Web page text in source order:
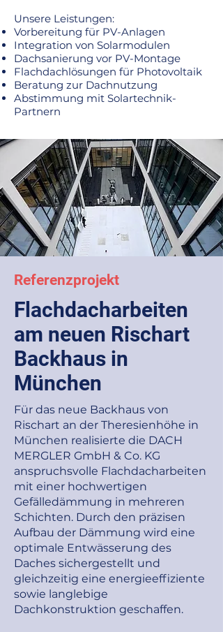
Unsere Leistungen:
Vorbereitung für PV-Anlagen
Integration von Solarmodulen
Dachsanierung vor PV-Montage
Flachdachlösungen für Photovoltaik
Beratung zur Dachnutzung
Abstimmung mit Solartechnik-
Partnern
Referenzprojekt
Flachdacharbeiten
am neuen Rischart
Backhaus in
München
Für das neue Backhaus von
Rischart an der Theresienhöhe in
München realisierte die DACH
MERGLER GmbH & Co. KG
anspruchsvolle Flachdacharbeiten
mit einer hochwertigen
Gefälledämmung in mehreren
Schichten. Durch den präzisen
Aufbau der Dämmung wird eine
optimale Entwässerung des
Daches sichergestellt und
gleichzeitig eine energieeffiziente
sowie langlebige
Dachkonstruktion geschaffen.